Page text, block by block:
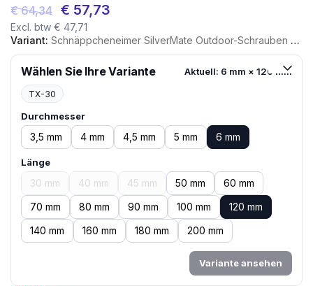
€64,34 Ursprünglicher
Preis
war:
€ 64,34
€ 57,73
ist:
€ 57,73.
Excl. btw € 47,71
Variant: Schnäppcheneimer SilverMate Outdoor-Schrauben 6,0x120mm TX-30 | Gewinde AR-Beschichtung | 200 Stück
Wählen Sie Ihre Variante Aktuell: 6 mm × 120 mm
TX-30
Durchmesser
3,5 mm 4 mm 4,5 mm 5 mm 6 mm
Länge
30 mm 40 mm 45 mm 50 mm
60 mm
70 mm
80 mm 90 mm 100 mm
120 mm
140 mm
160 mm 180 mm 200 mm
Variante ansehen